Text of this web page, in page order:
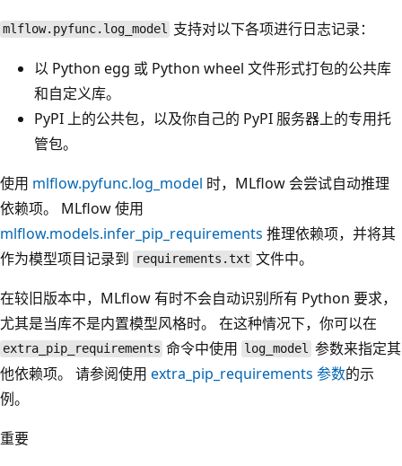
mlflow.pyfunc.log_model 支持对以下各项进行日志记录：
以 Python egg 或 Python wheel 文件形式打包的公共库
和自定义库。
PyPI 上的公共包，以及你自己的 PyPI 服务器上的专用托
管包。
使用 mlflow.pyfunc.log_model 时，MLflow 会尝试自动推理
依赖项。 MLflow 使用
mlflow.models.infer_pip_requirements 推理依赖项，并将其
作为模型项目记录到
requirements.txt 文件中。
在较旧版本中，MLflow 有时不会自动识别所有 Python 要求，
尤其是当库不是内置模型风格时。 在这种情况下，你可以在
extra_pip_requirements 命令中使用 log_model 参数来指定其
他依赖项。 请参阅使用 extra_pip_requirements 参数的示
例。
重要